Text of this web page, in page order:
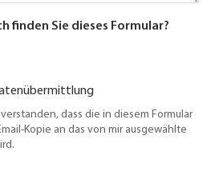
finden Sie dieses Formular?
dass die in diesem Formular
Kopie an das von mir ausgewählte